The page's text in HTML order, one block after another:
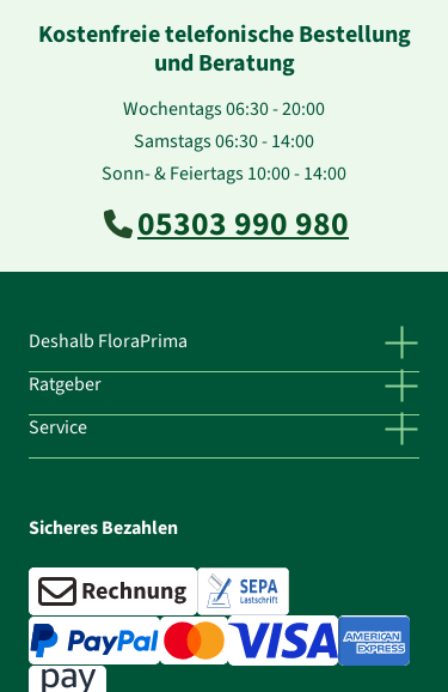
Kostenfreie telefonische Bestellung
und Beratung
Wochentags 06:30 - 20:00
Samstags 06:30 - 14:00
Sonn- & Feiertags 10:00 - 14:00
05303 990 980
Deshalb FloraPrima
Ratgeber
Service
Sicheres Bezahlen